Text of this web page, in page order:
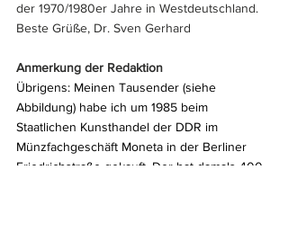
der 1970/1980er Jahre in Westdeutschland.
Beste Grüße, Dr. Sven Gerhard
Anmerkung der Redaktion
Übrigens: Meinen Tausender (siehe
Abbildung) habe ich um 1985 beim
Staatlichen Kunsthandel der DDR im
Münzfachgeschäft Moneta in der Berliner
Friedrichstraße gekauft. Der hat damals 400